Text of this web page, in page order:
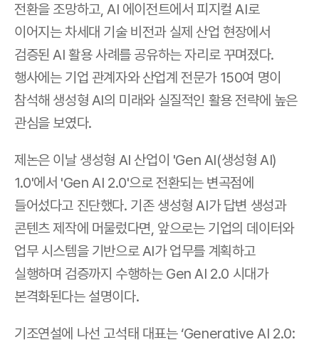
전환을 조망하고, AI 에이전트에서 피지컬 AI로
이어지는 차세대 기술 비전과 실제 산업 현장에서
검증된 AI 활용 사례를 공유하는 자리로 꾸며졌다.
행사에는 기업 관계자와 산업계 전문가 150여 명이
참석해 생성형 AI의 미래와 실질적인 활용 전략에 높은
관심을 보였다.
제논은 이날 생성형 AI 산업이 'Gen AI(생성형 AI)
1.0'에서 'Gen AI 2.0'으로 전환되는 변곡점에
들어섰다고 진단했다. 기존 생성형 AI가 답변 생성과
콘텐츠 제작에 머물렀다면, 앞으로는 기업의 데이터와
업무 시스템을 기반으로 AI가 업무를 계획하고
실행하며 검증까지 수행하는 Gen AI 2.0 시대가
본격화된다는 설명이다.
기조연설에 나선 고석태 대표는 ‘Generative AI 2.0: